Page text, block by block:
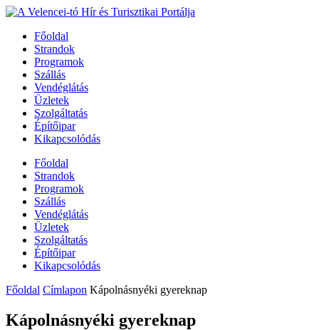
Főoldal
Strandok
Programok
Szállás
Vendéglátás
Üzletek
Szolgáltatás
Építőipar
Kikapcsolódás
Főoldal
Strandok
Programok
Szállás
Vendéglátás
Üzletek
Szolgáltatás
Építőipar
Kikapcsolódás
Főoldal Címlapon Kápolnásnyéki gyereknap
Kápolnásnyéki gyereknap